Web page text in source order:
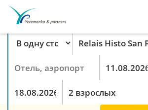
Поиск трансферов онлайн
Тип маршрута
Пункт отправления
Пункт назначения